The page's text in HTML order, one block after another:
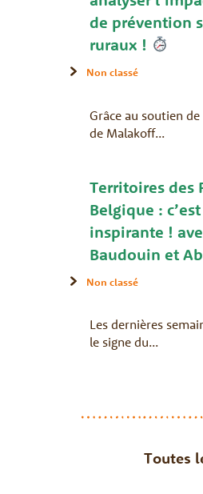
de prévention
ruraux !
Non classé
Grâce au soutien
de Malakoff...
Territoires des
Belgique :
inspirante !
Baudouin et
Non classé
Les dernières
le signe du...
Toutes